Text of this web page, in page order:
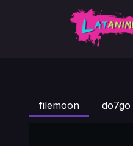
filemoon do7go